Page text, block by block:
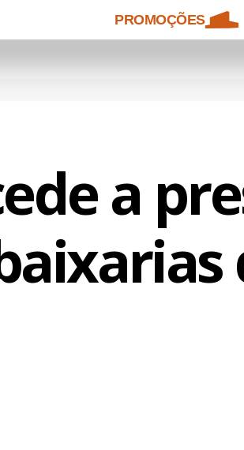
PROMOÇÕES
a